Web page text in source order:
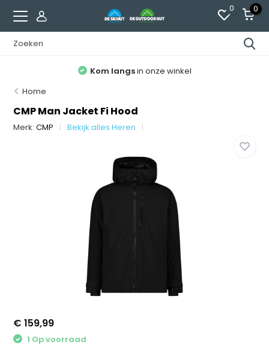
0 0
Kom langsin onze winkel
Home
CMP Man Jacket Fi Hood
Merk:CMP Bekijk alles Heren
€ 159,99
1 Op voorraad